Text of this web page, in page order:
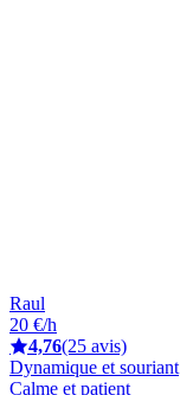
Raul
20 €/h
4,76(25 avis)
Dynamique et souriant
Calme et patient